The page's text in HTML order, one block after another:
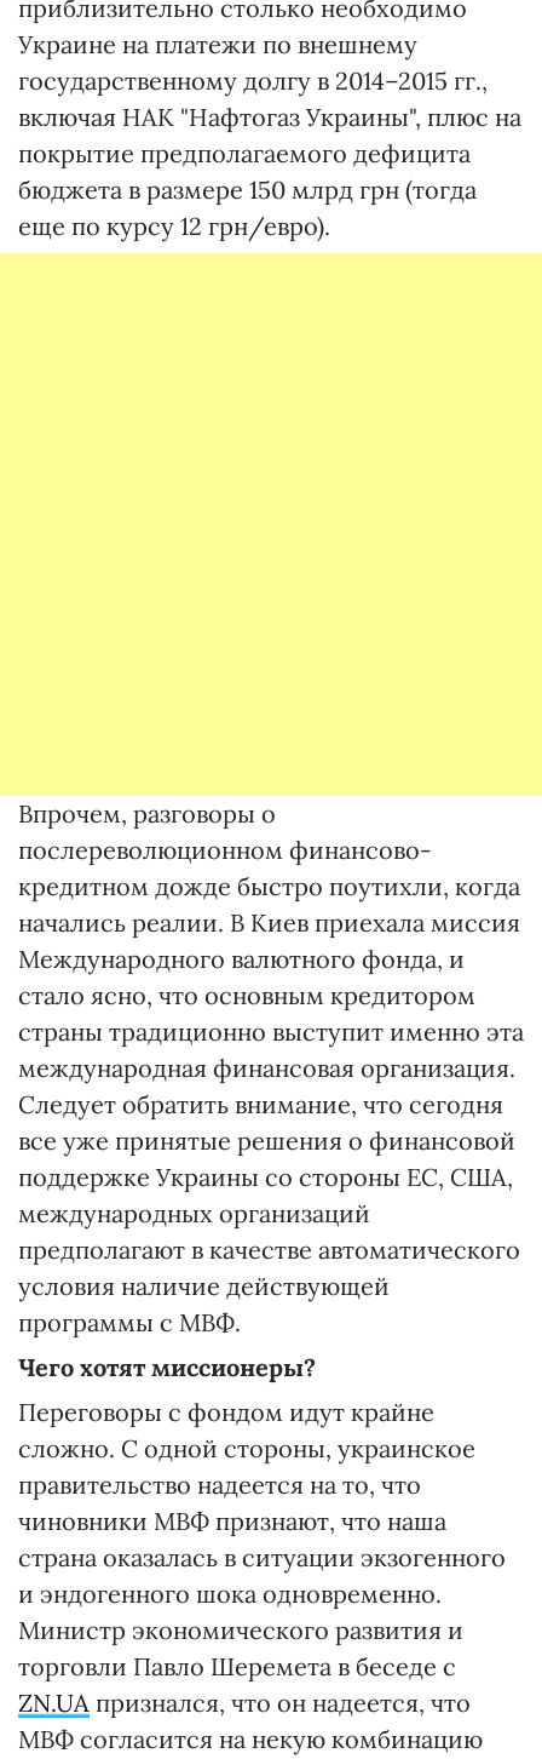
приблизительно столько необходимо
Украине на платежи по внешнему
государственному долгу в 2014–2015 гг.,
включая НАК "Нафтогаз Украины", плюс на
покрытие предполагаемого дефицита
бюджета в размере 150 млрд грн (тогда
еще по курсу 12 грн/евро).
Впрочем, разговоры о
послереволюционном финансово-
кредитном дожде быстро поутихли, когда
начались реалии. В Киев приехала миссия
Международного валютного фонда, и
стало ясно, что основным кредитором
страны традиционно выступит именно эта
международная финансовая организация.
Следует обратить внимание, что сегодня
все уже принятые решения о финансовой
поддержке Украины со стороны ЕС, США,
международных организаций
предполагают в качестве автоматического
условия наличие действующей
программы с МВФ.
Чего хотят миссионеры?
Переговоры с фондом идут крайне
сложно. С одной стороны, украинское
правительство надеется на то, что
чиновники МВФ признают, что наша
страна оказалась в ситуации экзогенного
и эндогенного шока одновременно.
Министр экономического развития и
торговли Павло Шеремета в беседе с
ZN.UA признался, что он надеется, что
МВФ согласится на некую комбинацию